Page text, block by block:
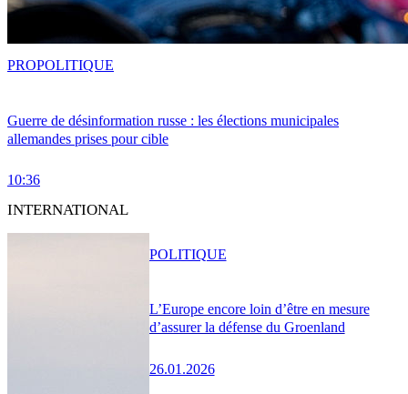
Guerre de désinformation russe : les élections municipales
allemandes prises pour cible
10:36
PROPOLITIQUE
INTERNATIONAL
L’Europe encore loin d’être en mesure
d’assurer la défense du Groenland
26.01.2026
POLITIQUE